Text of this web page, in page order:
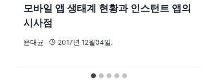
모바일 앱 생태계 현황과 인스턴트 앱의
시사점
윤대균 2017년 12월04일.